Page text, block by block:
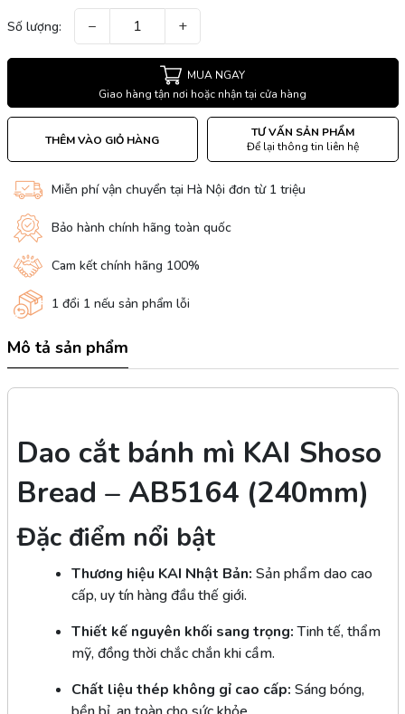
Số lượng: − +
MUA NGAY
Giao hàng tận nơi hoặc nhận tại cửa hàng
THÊM VÀO GIỎ HÀNG
TƯ VẤN SẢN PHẨM
Để lại thông tin liên hệ
Miễn phí vận chuyển tại Hà Nội đơn từ 1 triệu
Bảo hành chính hãng toàn quốc
Cam kết chính hãng 100%
1 đổi 1 nếu sản phẩm lỗi
Mô tả sản phẩm
Dao cắt bánh mì KAI Shoso
Bread – AB5164 (240mm)
Đặc điểm nổi bật
Thương hiệu KAI Nhật Bản: Sản phẩm dao cao
cấp, uy tín hàng đầu thế giới.
Thiết kế nguyên khối sang trọng:Tinh tế, thẩm
mỹ, đồng thời chắc chắn khi cầm.
Chất liệu thép không gỉ cao cấp: Sáng bóng,